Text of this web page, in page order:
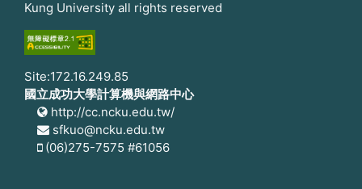
Kung University all rights reserved
Site:172.16.249.85
國立成功大學計算機與網路中心
http://cc.ncku.edu.tw/
sfkuo@ncku.edu.tw
(06)275-7575 #61056